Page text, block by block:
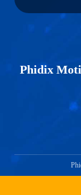
Phidix